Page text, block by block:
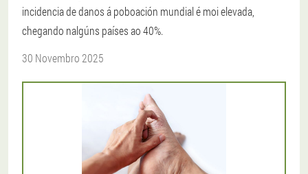
incidencia de danos á poboación mundial é moi elevada,
chegando nalgúns países ao 40%.
30 Novembro 2025